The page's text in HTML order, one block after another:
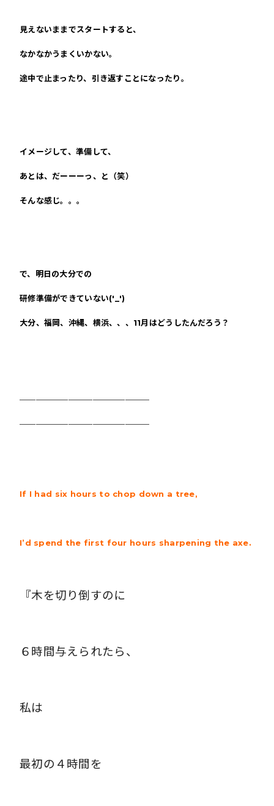
見えないままでスタートすると、
なかなかうまくいかない。
途中で止まったり、引き返すことになったり。
イメージして、準備して、
あとは、だーーーっ、と（笑）
そんな感じ。。。
で、明日の大分での
研修準備ができていない('_')
大分、福岡、沖縄、横浜、、、11月はどうしたんだろう？
If I had six hours to chop down a tree,
I’d spend the first four hours sharpening the axe.
『木を切り倒すのに
６時間与えられたら、
私は
最初の４時間を